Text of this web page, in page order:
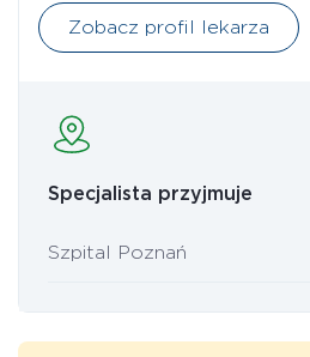
Zobacz profil lekarza
Specjalista przyjmuje
Szpital Poznań